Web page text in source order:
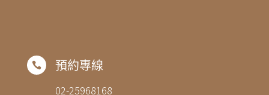

預約專線
02-25968168